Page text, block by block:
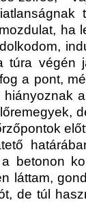
ha
túra végén
a pont,
hiányoznak
betonon
láttam,
de túl